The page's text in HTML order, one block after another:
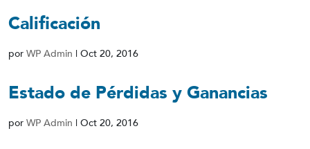
Calificación
por WP Admin | Oct 20, 2016
Estado de Pérdidas y Ganancias
por WP Admin | Oct 20, 2016